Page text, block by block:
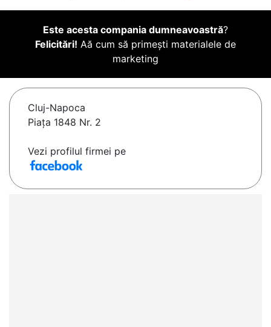
Este acesta compania dumneavoastră?
Felicitări! Aă cum să primești materialele de
marketing
Cluj-Napoca
Piața 1848 Nr. 2
Vezi profilul firmei pe